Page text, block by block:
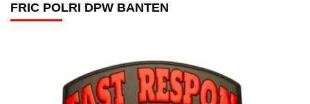
FRIC POLRI DPW BANTEN